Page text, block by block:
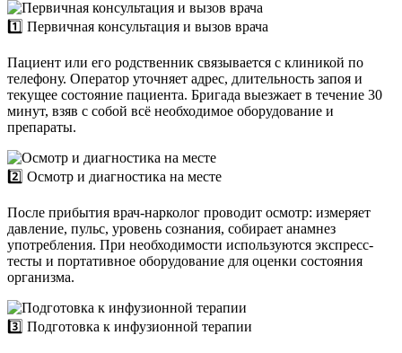
1️⃣ Первичная консультация и вызов врача
Пациент или его родственник связывается с клиникой по
телефону. Оператор уточняет адрес, длительность запоя и
текущее состояние пациента. Бригада выезжает в течение 30
минут, взяв с собой всё необходимое оборудование и
препараты.
2️⃣ Осмотр и диагностика на месте
После прибытия врач-нарколог проводит осмотр: измеряет
давление, пульс, уровень сознания, собирает анамнез
употребления. При необходимости используются экспресс-
тесты и портативное оборудование для оценки состояния
организма.
3️⃣ Подготовка к инфузионной терапии